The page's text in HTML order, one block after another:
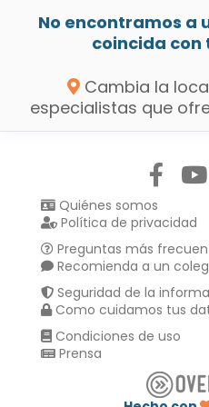
No encontramos a
coincida con
Cambia la
especialistas que
Quiénes somos
Política de privacidad
Preguntas más
Recomienda a un
Seguridad de la
Como cuidamos tus
Condiciones de uso
Prensa